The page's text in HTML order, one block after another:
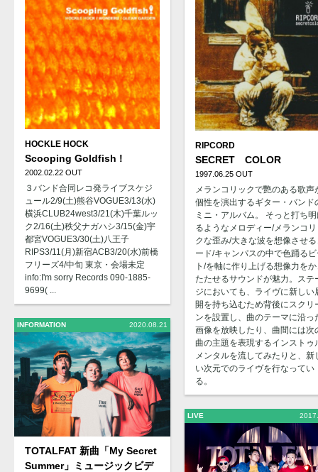
HOCKLE HOCK
Scooping Goldfish !
2002.02.22 OUT
３バンド合同レコ発ライブスケジ
ュール2/9(土)熊谷VOGUE3/13(水)
横浜CLUB24west3/21(木)千葉ルッ
ク2/16(土)秩父ナガハシ3/15(金)宇
都宮VOGUE3/30(土)八王子
RIPS3/11(月)新宿ACB3/20(水)前橋
フリーズ4/中旬 東京・会場未定
info:I'm sorry Records 090-1885-
9699( ...
INFORMATION 2020.08.21
TOTALFAT 新曲「My Secret
Summer」ミュージックビデ
RIPCORD
SECRET COLOR
1997.06.25 OUT
メランコリックで艷のある歌声
個性を演出するギター・バンド
ミニ・アルバム。 そっと打ち
るようなメロディー/メランコ
クな歪み/大きな波を想像させ
ード/キャンパスの中で色踊る
ト/を軸に作り上げる想像力を
たたせるサウンドが魅力。ステ
ジにおいても、ライヴに新しい
開を持ち込むため背後にスクリ
ンを設置し、曲のテーマに沿っ
画像を放映したり、曲間には次
曲の主題を表現するインストゥ
メンタルを流してみたりと、新
い次元でのライヴを行なってい
る。
LIVE